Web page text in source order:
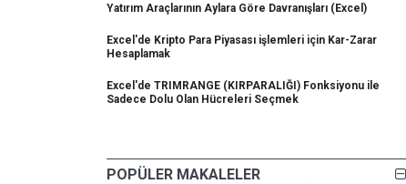
Yatırım Araçlarının Aylara Göre Davranışları (Excel)
Excel'de Kripto Para Piyasası işlemleri için Kar-Zarar
Hesaplamak
Excel'de TRIMRANGE (KIRPARALIĞI) Fonksiyonu ile
Sadece Dolu Olan Hücreleri Seçmek
POPÜLER MAKALELER